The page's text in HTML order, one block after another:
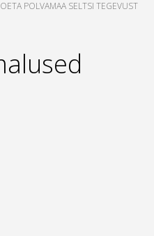
POLVAMAA SELTSI TEGEVUST